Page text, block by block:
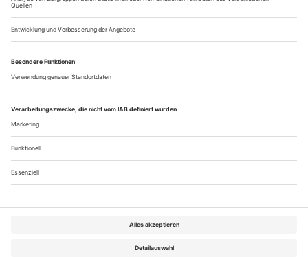
Gleich neben Bochum liegen Essen, Dortmund, Oberhausen,
und von dort ist es nicht weit nach Düsseldorf oder
Theaterlandschaft der Welt
Baby will nicht...
Über uns Kontakt Kritikerumfrage Newsletter